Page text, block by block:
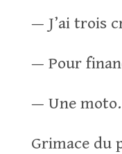
— J’ai trois
— Pour
— Une moto.
Grimace du